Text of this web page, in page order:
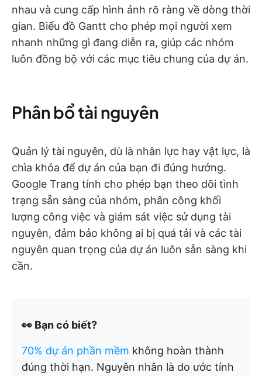
nhau và cung cấp hình ảnh rõ ràng về dòng thời
gian. Biểu đồ Gantt cho phép mọi người xem
nhanh những gì đang diễn ra, giúp các nhóm
luôn đồng bộ với các mục tiêu chung của dự án.
Phân bổ tài nguyên
Quản lý tài nguyên, dù là nhân lực hay vật lực, là
chìa khóa để dự án của bạn đi đúng hướng.
Google Trang tính cho phép bạn theo dõi tình
trạng sẵn sàng của nhóm, phân công khối
lượng công việc và giám sát việc sử dụng tài
nguyên, đảm bảo không ai bị quá tải và các tài
nguyên quan trọng của dự án luôn sẵn sàng khi
cần.
👀 Bạn có biết?
70% dự án phần mềm không hoàn thành
đúng thời hạn. Nguyên nhân là do ước tính